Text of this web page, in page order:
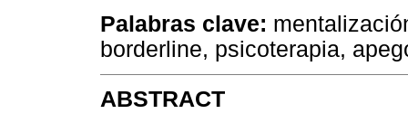
Palabras clave:
borderline, psicoterapia,
ABSTRACT